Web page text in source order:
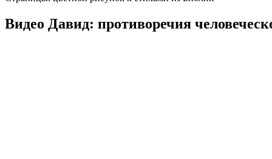
Видео Давид: противоречия